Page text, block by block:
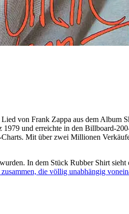
von Frank Zappa aus dem Album
und erreichte in den Billboard-
Mit über zwei Millionen
In dem Stück Rubber Shirt
die völlig unabhängig